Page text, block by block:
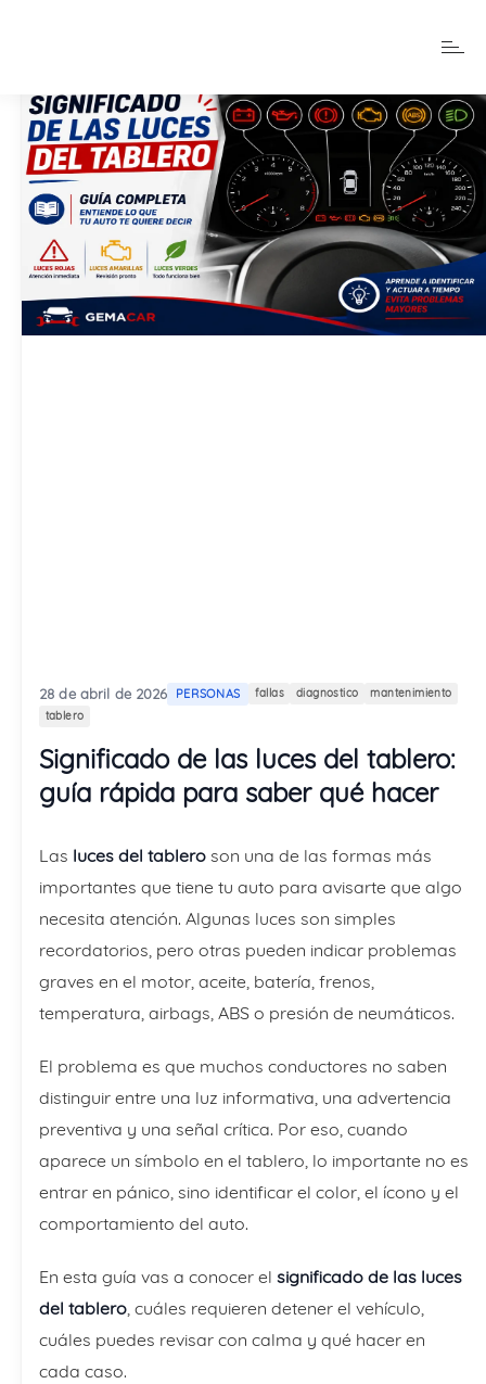
28 de abril de 2026 PERSONAS fallas diagnostico
mantenimiento
tablero
Significado de las luces del tablero:
guía rápida para saber qué hacer
Las luces del tablero son una de las formas más
importantes que tiene tu auto para avisarte que algo
necesita atención. Algunas luces son simples
recordatorios, pero otras pueden indicar problemas
graves en el motor, aceite, batería, frenos,
temperatura, airbags, ABS o presión de neumáticos.
El problema es que muchos conductores no saben
distinguir entre una luz informativa, una advertencia
preventiva y una señal crítica. Por eso, cuando
aparece un símbolo en el tablero, lo importante no es
entrar en pánico, sino identificar el color, el ícono y el
comportamiento del auto.
En esta guía vas a conocer el significado de las luces
del tablero, cuáles requieren detener el vehículo,
cuáles puedes revisar con calma y qué hacer en
cada caso.